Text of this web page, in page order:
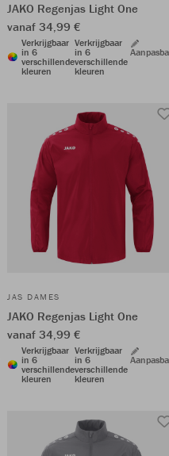
JAKO Regenjas Light One
vanaf 34,99 €
Verkrijgbaar
in 6
verschillende
kleuren
Verkrijgbaar
in 6
verschillende
kleuren
JAS DAMES
JAKO Regenjas Light One
vanaf 34,99 €
Verkrijgbaar
in 6
verschillende
kleuren
Verkrijgbaar
in 6
verschillende
kleuren